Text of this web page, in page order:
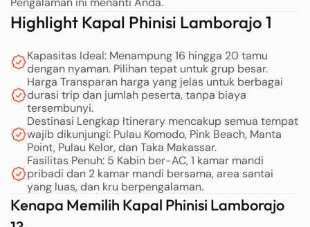
Highlight Kapal Phinisi Lamborajo 1
Kapasitas Ideal: Menampung 16 hingga 20 tamu
dengan nyaman. Pilihan tepat untuk grup besar.
Harga Transparan harga yang jelas untuk berbagai
durasi trip dan jumlah peserta, tanpa biaya
tersembunyi.
Destinasi Lengkap Itinerary mencakup semua tempat
wajib dikunjungi: Pulau Komodo, Pink Beach, Manta
Point, Pulau Kelor, dan Taka Makassar.
Fasilitas Penuh: 5 Kabin ber-AC, 1 kamar mandi
pribadi dan 2 kamar mandi bersama, area santai
yang luas, dan kru berpengalaman.
Kenapa Memilih Kapal Phinisi Lamborajo